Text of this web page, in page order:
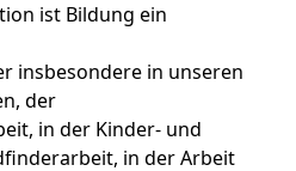
ist Bildung ein
insbesondere in unseren
der
in der Kinder- und
in der Arbeit